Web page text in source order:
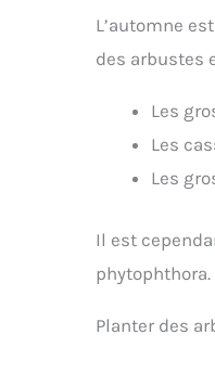
L’automne
des arbustes
Les
Les
Les
Il est
phytophthora.
Planter des